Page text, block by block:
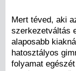
Mert téved, aki
szerkezetváltás
alaposabb
hatosztályos
folyamat